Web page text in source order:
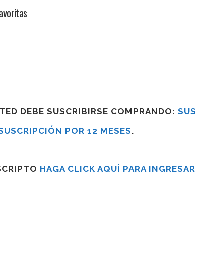
DEBE SUSCRIBIRSE COMPRANDO:
POR 12 MESES.
HAGA CLICK AQUÍ PARA